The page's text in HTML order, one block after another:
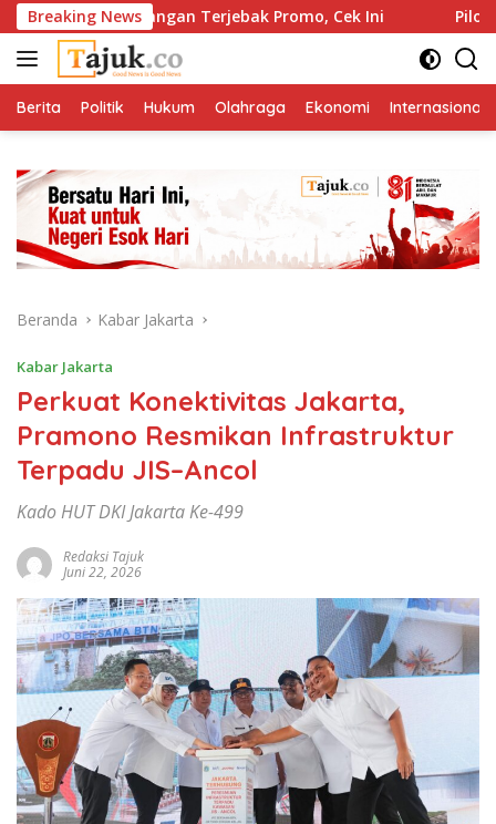
Langsung
ke
konten
Breaking News
Jangan Terjebak Promo, Cek Ini Pilot Malaysia
Berita Politik Hukum Olahraga Ekonomi Internasional
Beranda Kabar Jakarta
Kabar Jakarta
Perkuat Konektivitas Jakarta,
Pramono Resmikan Infrastruktur
Terpadu JIS–Ancol
Kado HUT DKI Jakarta Ke-499
Redaksi Tajuk
Juni 22, 2026